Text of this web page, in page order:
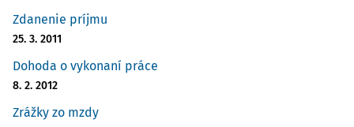
Zdanenie príjmu
25. 3. 2011
Dohoda o vykonaní práce
8. 2. 2012
Zrážky zo mzdy